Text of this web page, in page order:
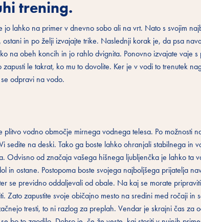
trening.
jo lahko na primer v dnevno sobo ali na vrt. Nato s svojim
in po želji izvajajte trike. Naslednji korak je, da psa
na obeh koncih in jo rahlo dvignita. Ponovno izvajate vaje s
le takrat, ko mu to dovolite. Ker je v vodi to trenutek
odpravi na vodo.
vodno območje mirnega vodnega telesa. Po možnosti
sedite na deski. Tako ga boste lahko ohranjali stabilnega in
Odvisno od značaja vašega hišnega ljubljenčka je lahko ta
in ostane. Postopoma boste svojega najboljšega prijatelja
se previdno oddaljevali od obale. Na kaj se morate
Zato zapustite svoje običajno mesto na sredini med ročaji in
tresti, to ni razlog za preplah. Vendar je skrajni čas za